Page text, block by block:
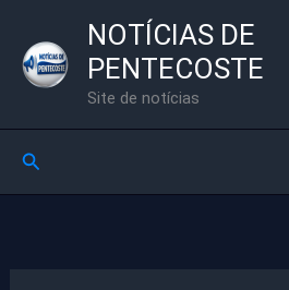
para
NOTÍCIAS DE
PENTECOSTE
Site de notícias
Pesquisar